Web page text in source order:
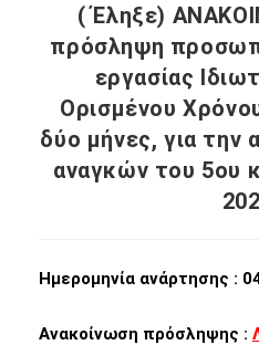
( Έληξε)
πρόσληψη
εργασίας
Ορισμένου
δύο μήνες, για την
αναγκών του 5ου
Ημερομηνία ανάρτησης :
Ανακοίνωση πρόσληψης :